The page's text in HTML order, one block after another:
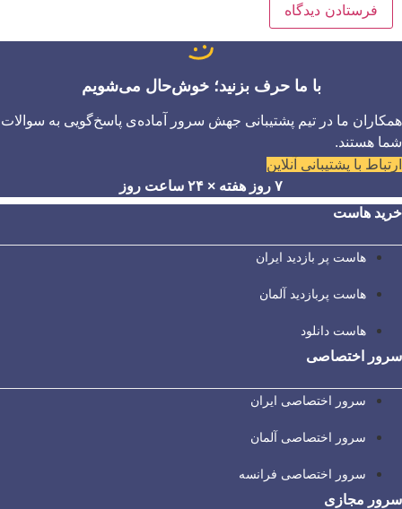
با ما حرف بزنید؛ خوش‌حال می‌شویم
همکاران ما در تیم پشتیبانی جهش سرور آماده‌ی پاسخ‌گویی به سوالات
شما هستند.
ارتباط با پشتیبانی آنلاین
۷ روز هفته × ۲۴ ساعت روز
خرید هاست
هاست پر بازدید ایران
هاست پربازدید آلمان
هاست دانلود
سرور اختصاصی
سرور اختصاصی ایران
سرور اختصاصی آلمان
سرور اختصاصی فرانسه
سرور مجازی